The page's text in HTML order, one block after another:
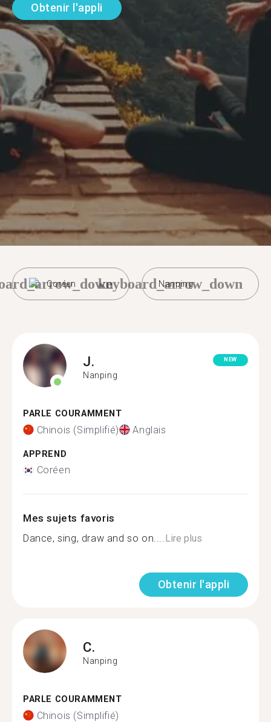
Obtenir l'appli
Coréen Nanping
keyboard_arrow_down
J.
Nanping
NEW
PARLE COURAMMENT
Chinois (Simplifié) Anglais
APPREND
Coréen
Mes sujets favoris
Dance, sing, draw and so on....Lire plus
Obtenir l'appli
C.
Nanping
PARLE COURAMMENT
Chinois (Simplifié)